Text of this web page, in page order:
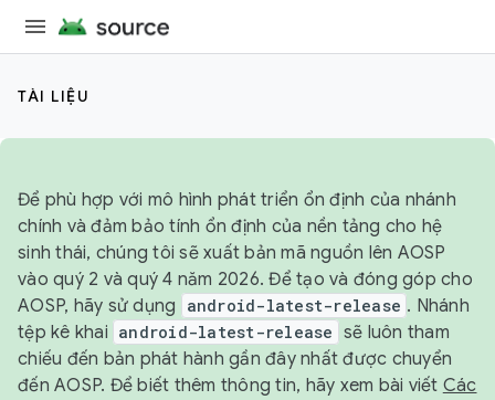
TÀI LIỆU
Để phù hợp với mô hình phát triển ổn định của nhánh
chính và đảm bảo tính ổn định của nền tảng cho hệ
sinh thái, chúng tôi sẽ xuất bản mã nguồn lên AOSP
vào quý 2 và quý 4 năm 2026. Để tạo và đóng góp cho
AOSP, hãy sử dụng
android-latest-release . Nhánh
tệp kê khai android-latest-release sẽ luôn tham
chiếu đến bản phát hành gần đây nhất được chuyển
đến AOSP. Để biết thêm thông tin, hãy xem bài viết Các